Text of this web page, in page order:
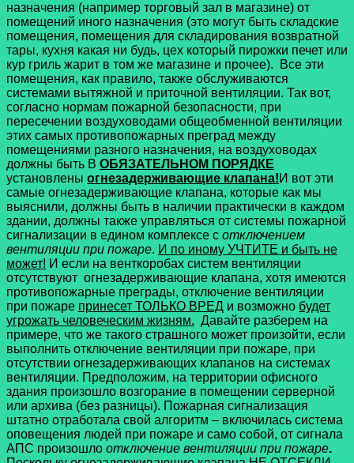
назначения (например торговый зал в магазине) от
помещений иного назначения (это могут быть складские
помещения, помещения для складирования возвратной
тары, кухня какая ни будь, цех который пирожки печет или
кур гриль жарит в том же магазине и прочее). Все эти
помещения, как правило, также обслуживаются
системами вытяжной и приточной вентиляции. Так вот,
согласно нормам пожарной безопасности, при
пересечении воздуховодами общеобменной вентиляции
этих самых противопожарных преград между
помещениями разного назначения, на воздуховодах
должны быть В ОБЯЗАТЕЛЬНОМ ПОРЯДКЕ
установлены огнезадерживающие клапана!И вот эти
самые огнезадерживающие клапана, которые как мы
выяснили, должны быть в наличии практически в каждом
здании, должны также управляться от системы пожарной
сигнализации в едином комплексе с отключением
вентиляции при пожаре. И по иному УЧТИТЕ и быть не
может! И если на венткоробах систем вентиляции
отсутствуют огнезадерживающие клапана, хотя имеются
противопожарные преграды, отключение вентиляции
при пожаре принесет ТОЛЬКО ВРЕД и возможно будет
угрожать человеческим жизням. Давайте разберем на
примере, что же такого страшного может произойти, если
выполнить отключение вентиляции при пожаре, при
отсутствии огнезадерживающих клапанов на системах
вентиляции. Предположим, на территории офисного
здания произошло возгорание в помещении серверной
или архива (без разницы). Пожарная сигнализация
штатно отработала свой алгоритм – включилась система
оповещения людей при пожаре и само собой, от сигнала
АПС произошло отключение вентиляции при пожаре.